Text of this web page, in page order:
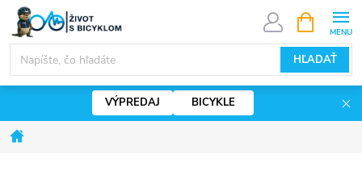
Prejsť
obsah
HĽADAŤ
KOŠÍK
VÝPREDAJ BICYKLE
eshop.zivotsbicyklom.sk - Chat